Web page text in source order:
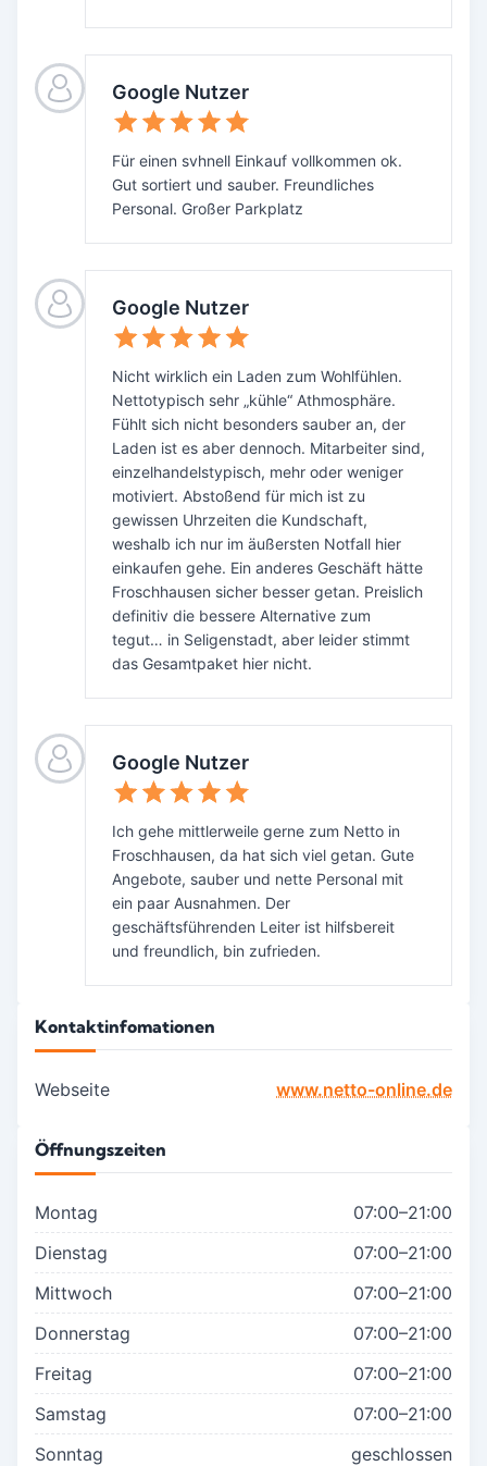
Google Nutzer
Für einen svhnell Einkauf vollkommen ok.
Gut sortiert und sauber. Freundliches
Personal. Großer Parkplatz
Google Nutzer
Nicht wirklich ein Laden zum Wohlfühlen.
Nettotypisch sehr „kühle“ Athmosphäre.
Fühlt sich nicht besonders sauber an, der
Laden ist es aber dennoch. Mitarbeiter sind,
einzelhandelstypisch, mehr oder weniger
motiviert. Abstoßend für mich ist zu
gewissen Uhrzeiten die Kundschaft,
weshalb ich nur im äußersten Notfall hier
einkaufen gehe. Ein anderes Geschäft hätte
Froschhausen sicher besser getan. Preislich
definitiv die bessere Alternative zum
tegut… in Seligenstadt, aber leider stimmt
das Gesamtpaket hier nicht.
Google Nutzer
Ich gehe mittlerweile gerne zum Netto in
Froschhausen, da hat sich viel getan. Gute
Angebote, sauber und nette Personal mit
ein paar Ausnahmen. Der
geschäftsführenden Leiter ist hilfsbereit
und freundlich, bin zufrieden.
Kontaktinfomationen
Webseite www.netto-online.de
Öffnungszeiten
Montag
07:00–21:00
Dienstag
07:00–21:00
Mittwoch
07:00–21:00
Donnerstag
07:00–21:00
Freitag
07:00–21:00
Samstag
07:00–21:00
Sonntag
geschlossen